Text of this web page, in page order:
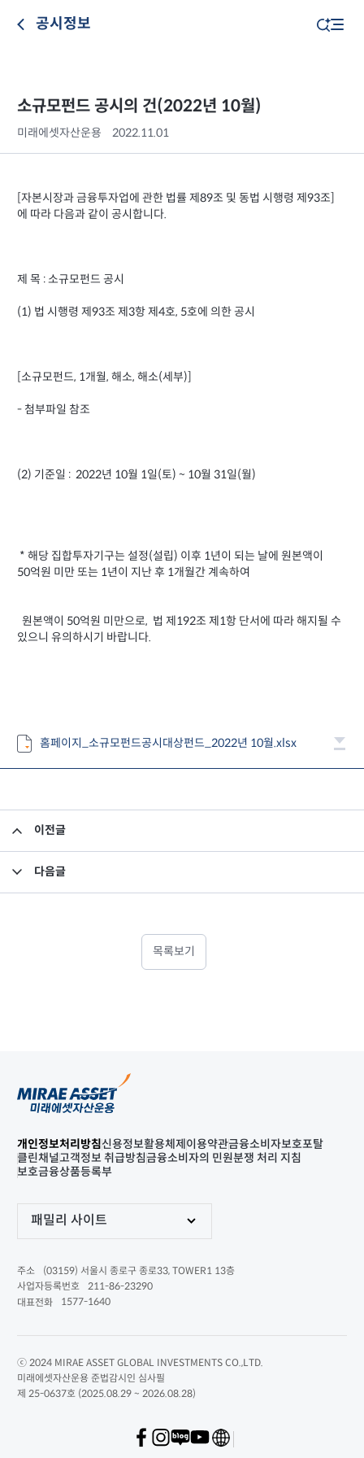
공시정보
소규모펀드 공시의 건(2022년 10월)
미래에셋자산운용 2022.11.01
[자본시장과 금융투자업에 관한 법률 제89조 및 동법 시행령 제93조]
에 따라 다음과 같이 공시합니다.
제 목 : 소규모펀드 공시
(1) 법 시행령 제93조 제3항 제4호, 5호에 의한 공시
[소규모펀드, 1개월, 해소, 해소(세부)]
- 첨부파일 참조
(2) 기준일 : 2022년 10월 1일(토) ~ 10월 31일(월)
* 해당 집합투자기구는 설정(설립) 이후 1년이 되는 날에 원본액이
50억원 미만 또는 1년이 지난 후 1개월간 계속하여
원본액이 50억원 미만으로, 법 제192조 제1항 단서에 따라 해지될 수
있으니 유의하시기 바랍니다.
홈페이지_소규모펀드공시대상펀드_2022년 10월.xlsx
이전글
다음글
목록보기
개인정보처리방침신용정보활용체제 이용약관금융소비자보호포탈
클린채널고객정보 취급방침금융소비자의 민원분쟁 처리 지침
보호금융상품등록부
패밀리 사이트
주소
(03159) 서울시 종로구 종로33, TOWER1 13층
사업자등록번호
211-86-23290
대표전화
1577-1640
ⓒ 2024 MIRAE ASSET GLOBAL INVESTMENTS CO.,LTD.
미래에셋자산운용 준법감시인 심사필
제 25-0637호 (2025.08.29 ~ 2026.08.28)